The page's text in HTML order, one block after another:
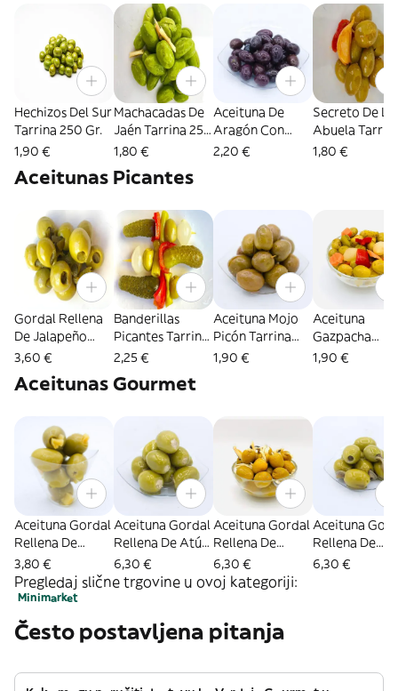
Hechizos Del Sur
Tarrina 250 Gr.
1,90 €
Machacadas De
Jaén Tarrina 250
Gr.
1,80 €
Aceituna De
Aragón Con
Aceite Y
2,20 €
Secreto De La
Abuela
250 Gr.
1,80 €
Aceitunas Picantes
Gordal Rellena
De Jalapeño
Tarrina 250 Gr.
3,60 €
Banderillas
Picantes Tarrina
250Gr.
2,25 €
Aceituna Mojo
Picón Tarrina
250 Gr.
1,90 €
Aceituna
Gazpacha
Tarrina 250
1,90 €
Aceitunas Gourmet
Aceituna Gordal
Rellena De
Berenjena
Tarrina 250 Gr.
3,80 €
Aceituna Gordal
Rellena De Atún
Tarrina 250 Gr.
6,30 €
Aceituna Gordal
Rellena De
Boquerón
Tarrina 250 Gr.
6,30 €
Aceituna
Rellena De
Anchoa
6,30 €
Pregledaj slične trgovine u ovoj kategoriji:
Minimarket
Često postavljena pitanja